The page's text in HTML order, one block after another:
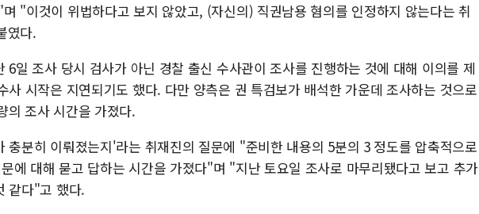
"이것이 위법하다고 보지 않았고, (자신의) 직권남용 혐의를 인정하지 않는다는 취
였다.
6일 조사 당시 검사가 아닌 경찰 출신 수사관이 조사를 진행하는 것에 대해 이의를 제
사 시작은 지연되기도 했다. 다만 양측은 권 특검보가 배석한 가운데 조사하는 것으로
의 조사 시간을 가졌다.
충분히 이뤄졌는지'라는 취재진의 질문에 "준비한 내용의 5분의 3 정도를 압축적으로
에 대해 묻고 답하는 시간을 가졌다"며 "지난 토요일 조사로 마무리됐다고 보고 추가
같다"고 했다.